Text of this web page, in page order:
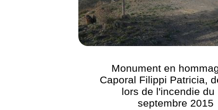
Monument en
Caporal Filippi Patricia,
lors de l'incendie du
septembre 2015